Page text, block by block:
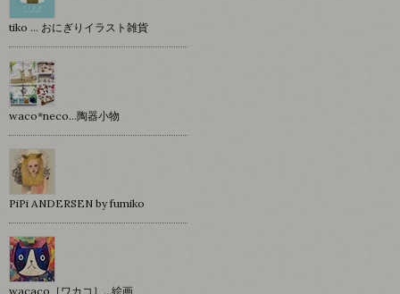
tiko … おにぎりイラスト雑貨
waco*neco...陶器小物
PiPi ANDERSEN by fumiko
wacaco［ワカコ］…絵画